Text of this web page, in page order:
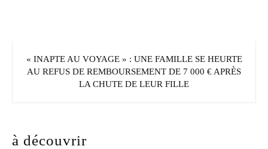
« INAPTE AU VOYAGE » : UNE FAMILLE SE HEURTE
AU REFUS DE REMBOURSEMENT DE 7 000 € APRÈS
LA CHUTE DE LEUR FILLE
à découvrir